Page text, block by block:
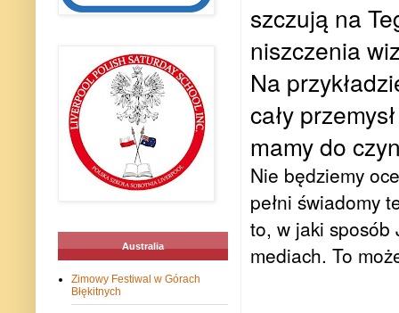
szczują na
niszczenia
Na
cały
mamy do
Nie będziemy
pełni świadomy
to, w jaki sposób
mediach. To
Australia
Zimowy Festiwal w Górach
Błękitnych